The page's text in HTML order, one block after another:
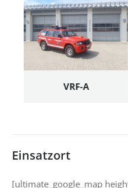
VRF-A
Einsatzort
[ultimate_google_map